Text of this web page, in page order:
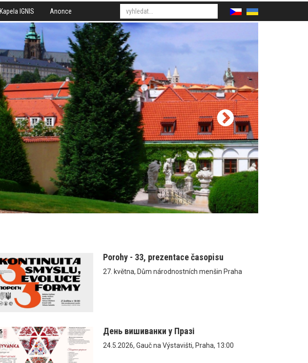
Kapela IGNIS Anonce
Porohy - 33, prezentace časopisu
27. května, Dům národnostních menšin Praha
День вишиванки у Празі
24.5.2026, Gauč na Výstavišti, Praha, 13:00